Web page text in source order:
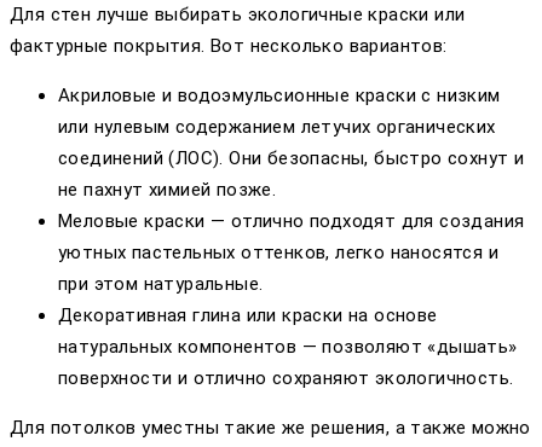
Для стен лучше выбирать экологичные краски или
фактурные покрытия. Вот несколько вариантов:
Акриловые и водоэмульсионные краски с низким
или нулевым содержанием летучих органических
соединений (ЛОС). Они безопасны, быстро сохнут и
не пахнут химией позже.
Меловые краски — отлично подходят для создания
уютных пастельных оттенков, легко наносятся и
при этом натуральные.
Декоративная глина или краски на основе
натуральных компонентов — позволяют «дышать»
поверхности и отлично сохраняют экологичность.
Для потолков уместны такие же решения, а также можно